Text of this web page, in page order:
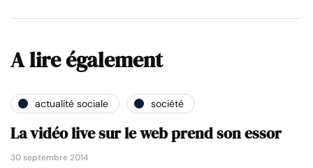
A lire également
actualité sociale société
La vidéo live sur le web prend son essor
30 septembre 2014